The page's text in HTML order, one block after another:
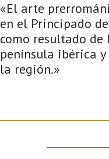
«El arte
en el Principado
como resultado
península ibérica
la región.»